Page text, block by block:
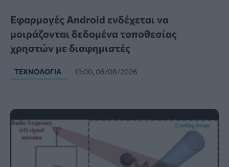
Εφαρμογές Android ενδέχεται να
μοιράζονται δεδομένα τοποθεσίας
χρηστών με διαφημιστές
ΤΕΧΝΟΛΟΓΊΑ 13:00, 06/08/2026